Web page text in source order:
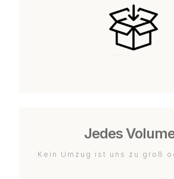
Jedes
Kein Umzug ist uns zu groß